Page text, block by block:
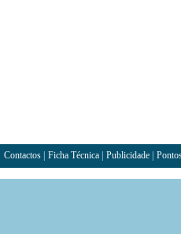
Contactos Ficha Técnica Publicidade